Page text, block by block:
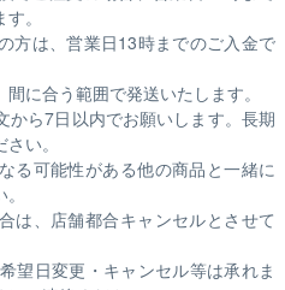
。
方は、営業日13時までのご入金で
に合う範囲で発送いたします。
から7日以内でお願いします。長期
い。
る可能性がある他の商品と一緒に
は、店舗都合キャンセルとさせて
望日変更・キャンセル等は承れま